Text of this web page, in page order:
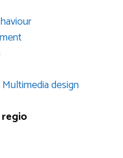
design